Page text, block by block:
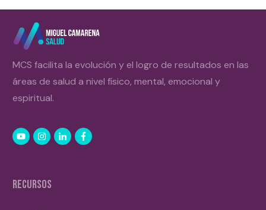
MCS facilita la evolución y el logro de resultados en las
áreas de salud a nivel físico, mental, emocional y
espiritual.
RECURSOS